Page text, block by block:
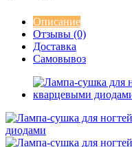
Описание
Отзывы (0)
Доставка
Самовывоз